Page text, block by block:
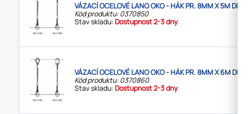
VÁZACÍ OCELOVÉ LANO OKO - HÁK PR. 8MM X 5M DLE EN
Kód produktu: 0370850
Stav skladu: Dostupnost 2-3 dny
VÁZACÍ OCELOVÉ LANO OKO - HÁK PR. 8MM X 6M DLE
Kód produktu: 0370860
Stav skladu: Dostupnost 2-3 dny